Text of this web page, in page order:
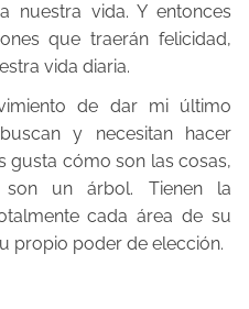
nuestra vida. Y entonces
que traerán felicidad,
vida diaria.
de dar mi último
y necesitan hacer
gusta cómo son las cosas,
son un árbol. Tienen la
cada área de su
propio poder de elección.